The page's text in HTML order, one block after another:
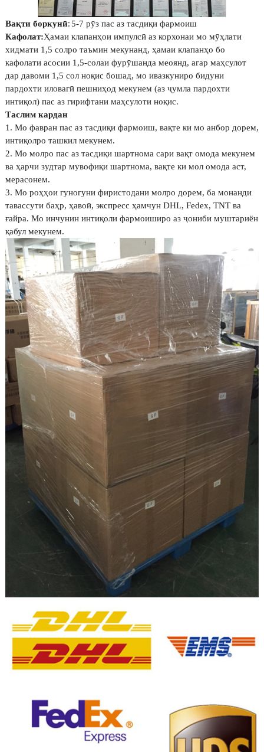
Вақти боркунӣ:5-7 рӯз пас аз тасдиқи фармоиш
Кафолат:Ҳамаи клапанҳои импулсӣ аз корхонаи мо мӯҳлати
хидмати 1,5 солро таъмин мекунанд, ҳамаи клапанҳо бо
кафолати асосии 1,5-солаи фурӯшанда меоянд, агар маҳсулот
дар давоми 1,5 сол ноқис бошад, мо ивазкуниро бидуни
пардохти иловагӣ пешниҳод мекунем (аз ҷумла пардохти
интиқол) пас аз гирифтани маҳсулоти ноқис.
Таслим кардан
1. Мо фавран пас аз тасдиқи фармоиш, вақте ки мо анбор дорем,
интиқолро ташкил мекунем.
2. Мо молро пас аз тасдиқи шартнома сари вақт омода мекунем
ва ҳарчи зудтар мувофиқи шартнома, вақте ки мол омода аст,
мерасонем.
3. Мо роҳҳои гуногуни фиристодани молро дорем, ба монанди
тавассути баҳр, ҳавоӣ, экспресс ҳамчун DHL, Fedex, TNT ва
ғайра. Мо инчунин интиқоли фармоиширо аз ҷониби муштариён
қабул мекунем.